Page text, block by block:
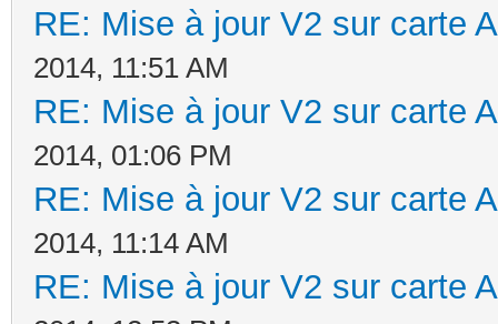
RE: Mise à jour V2 sur carte
2014, 11:51 AM
RE: Mise à jour V2 sur carte
2014, 01:06 PM
RE: Mise à jour V2 sur carte
2014, 11:14 AM
RE: Mise à jour V2 sur carte